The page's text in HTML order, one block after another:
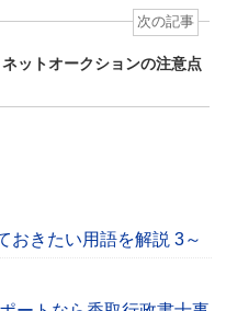
次の記事
ネットオークションの注意点
きたい用語を解説 3～